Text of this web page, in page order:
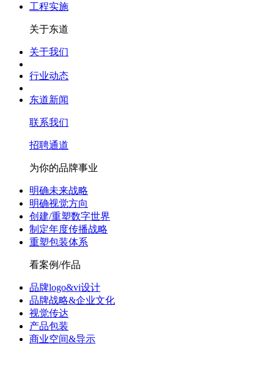
工程实施
关于东道
关于我们
行业动态
东道新闻
联系我们
招聘通道
为你的品牌事业
明确未来战略
明确视觉方向
创建/重塑数字世界
制定年度传播战略
重塑包装体系
看案例/作品
品牌logo&vi设计
品牌战略&企业文化
视觉传达
产品包装
商业空间&导示